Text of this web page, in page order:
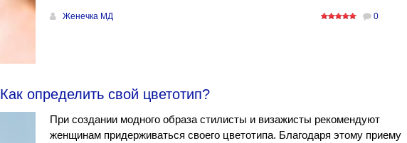
Женечка МД 0
Как определить свой цветотип?
При создании модного образа стилисты и визажисты рекомендуют
женщинам придерживаться своего цветотипа. Благодаря этому приему